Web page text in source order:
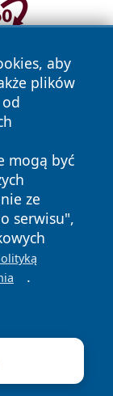
aby
plików
mogą być
ze
serwisu",
.
prawa
Polityka
Cookies